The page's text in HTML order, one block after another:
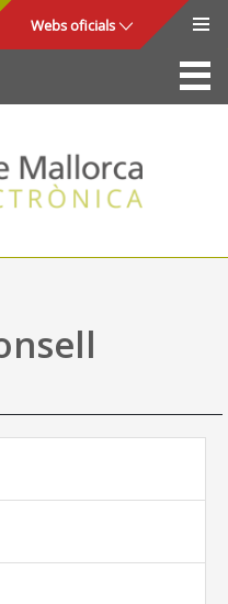
Webs oficials
La Seu
Consell de Mallorca
Accés i seguretat
Utilitats
Ajuda